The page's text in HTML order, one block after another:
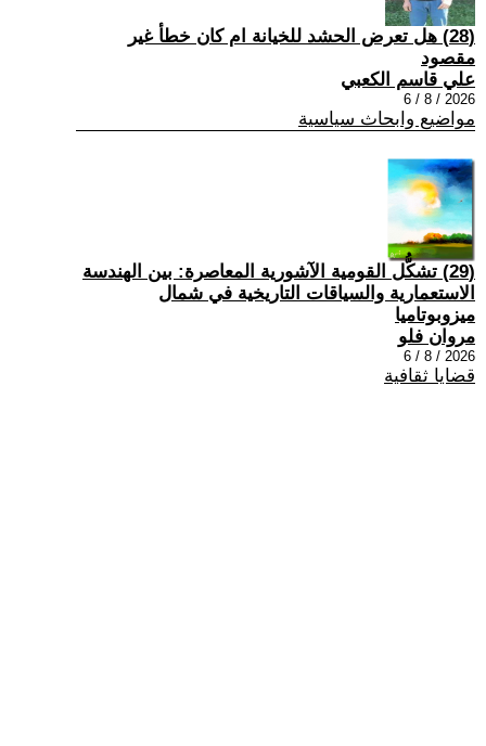
(28) هل تعرض الحشد للخيانة ام كان خطأ غير
مقصود
علي قاسم الكعبي
2026 / 8 / 6
مواضيع وابحاث سياسية
(29) تشكُّل القومية الآشورية المعاصرة: بين الهندسة
الاستعمارية والسياقات التاريخية في شمال
ميزوبوتاميا
مروان فلو
2026 / 8 / 6
قضايا ثقافية